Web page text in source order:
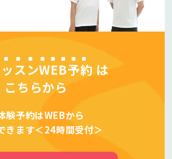
スンWEB予約 は
こちらから
験予約はWEBから
きます＜24時間受付＞